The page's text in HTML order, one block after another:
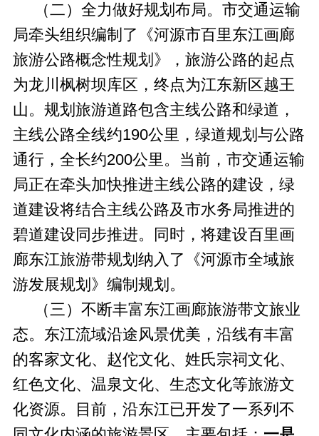
（二）全力做好规划布局。市交通运输
局牵头组织编制了《河源市百里东江画廊
旅游公路概念性规划》，旅游公路的起点
为龙川枫树坝库区，终点为江东新区越王
山。规划旅游道路包含主线公路和绿道，
主线公路全线约190公里，绿道规划与公路
通行，全长约200公里。当前，市交通运输
局正在牵头加快推进主线公路的建设，绿
道建设将结合主线公路及市水务局推进的
碧道建设同步推进。同时，将建设百里画
廊东江旅游带规划纳入了《河源市全域旅
游发展规划》编制规划。
（三）不断丰富东江画廊旅游带文旅业
态。东江流域沿途风景优美，沿线有丰富
的客家文化、赵佗文化、姓氏宗祠文化、
红色文化、温泉文化、生态文化等旅游文
化资源。目前，沿东江已开发了一系列不